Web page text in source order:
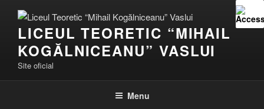
contentLICEUL TEORETIC “MIHAIL
KOGĂLNICEANU” VASLUI
Site oficial
Menu